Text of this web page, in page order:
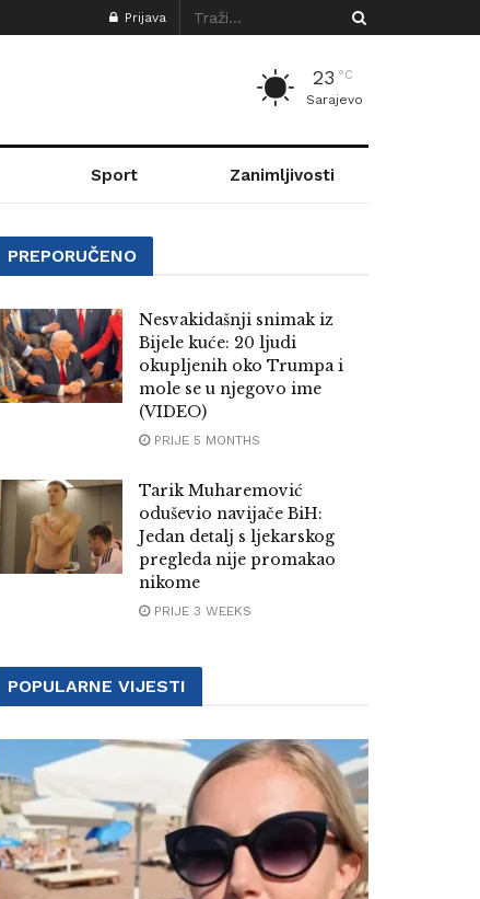
Prijava
23 °C
Sarajevo
Sport Zanimljivosti
PREPORUČENO
Nesvakidašnji snimak iz
Bijele kuće: 20 ljudi
okupljenih oko Trumpa i
mole se u njegovo ime
(VIDEO)
PRIJE 5 MONTHS
Tarik Muharemović
oduševio navijače BiH:
Jedan detalj s ljekarskog
pregleda nije promakao
nikome
PRIJE 3 WEEKS
POPULARNE VIJESTI